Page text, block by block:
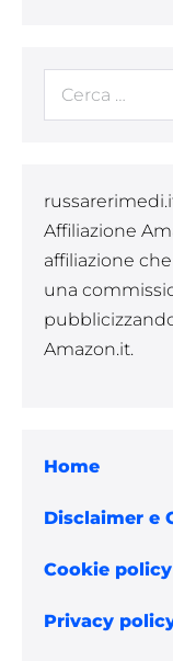
Cerca
Affiliazione
affiliazione
una
Amazon.it.
Home
Disclaimer e
Cookie policy
Privacy